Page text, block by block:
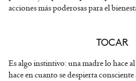
acciones más poderosas para el
TOCAR
Es algo instintivo: una madre lo hace
hace en cuanto se despierta